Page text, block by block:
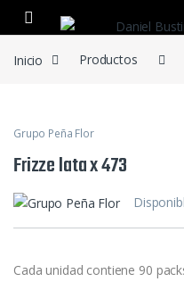
Inicio Productos
Grupo Peña Flor
Frizze lata x 473
Cada unidad contiene 90